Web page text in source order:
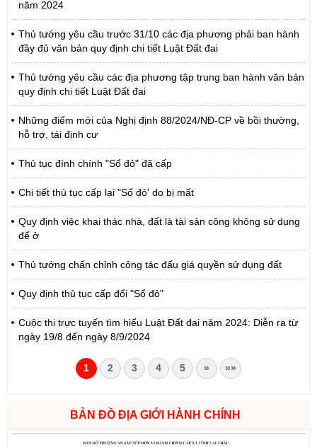
năm 2024
Thủ tướng yêu cầu trước 31/10 các địa phương phải ban hành
đầy đủ văn bản quy định chi tiết Luật Đất đai
Thủ tướng yêu cầu các địa phương tập trung ban hành văn bản
quy định chi tiết Luật Đất đai
Những điểm mới của Nghị định 88/2024/NĐ-CP về bồi thường,
hỗ trợ, tái định cư
Thủ tục đính chính "Sổ đỏ" đã cấp
Chi tiết thủ tục cấp lại "Sổ đỏ' do bị mất
Quy định việc khai thác nhà, đất là tài sản công không sử dụng
để ở
Thủ tướng chấn chỉnh công tác đấu giá quyền sử dụng đất
Quy định thủ tục cấp đổi "Sổ đỏ"
Cuộc thi trực tuyến tìm hiểu Luật Đất đai năm 2024: Diễn ra từ
ngày 19/8 đến ngày 8/9/2024
1 2 3 4 5 » »»
BẢN ĐỒ ĐỊA GIỚI HÀNH CHÍNH